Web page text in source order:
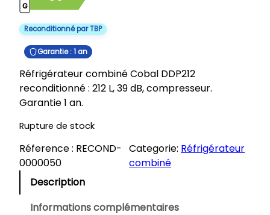
Reconditionné par TBP
Garantie : 1 an
Réfrigérateur combiné Cobal DDP212
reconditionné : 212 L, 39 dB, compresseur.
Garantie 1 an.
Rupture de stock
Réference : RECOND-
0000050
Categorie: Réfrigérateur
combiné
Description
Informations complémentaires